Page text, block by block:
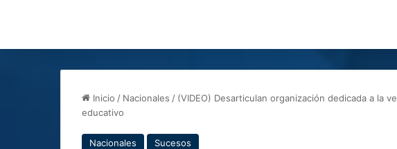
Inicio / Nacionales / (VIDEO) Desarticulan organización dedicada a la
educativo
Nacionales Sucesos